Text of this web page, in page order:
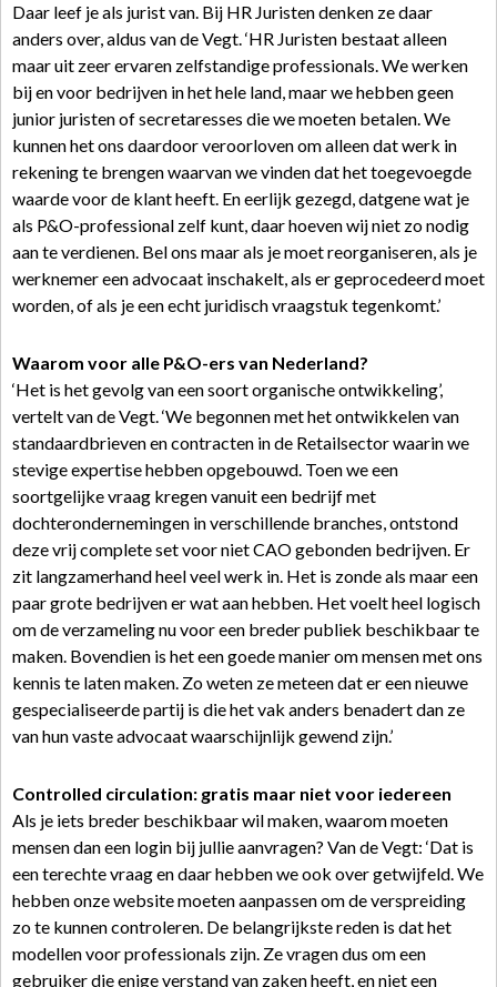
Daar leef je als jurist van. Bij HR Juristen denken ze daar
anders over, aldus van de Vegt. ‘HR Juristen bestaat alleen
maar uit zeer ervaren zelfstandige professionals. We werken
bij en voor bedrijven in het hele land, maar we hebben geen
junior juristen of secretaresses die we moeten betalen. We
kunnen het ons daardoor veroorloven om alleen dat werk in
rekening te brengen waarvan we vinden dat het toegevoegde
waarde voor de klant heeft. En eerlijk gezegd, datgene wat je
als P&O-professional zelf kunt, daar hoeven wij niet zo nodig
aan te verdienen. Bel ons maar als je moet reorganiseren, als je
werknemer een advocaat inschakelt, als er geprocedeerd moet
worden, of als je een echt juridisch vraagstuk tegenkomt.’
Waarom voor alle P&O-ers van Nederland?
‘Het is het gevolg van een soort organische ontwikkeling’,
vertelt van de Vegt. ‘We begonnen met het ontwikkelen van
standaardbrieven en contracten in de Retailsector waarin we
stevige expertise hebben opgebouwd. Toen we een
soortgelijke vraag kregen vanuit een bedrijf met
dochterondernemingen in verschillende branches, ontstond
deze vrij complete set voor niet CAO gebonden bedrijven. Er
zit langzamerhand heel veel werk in. Het is zonde als maar een
paar grote bedrijven er wat aan hebben. Het voelt heel logisch
om de verzameling nu voor een breder publiek beschikbaar te
maken. Bovendien is het een goede manier om mensen met ons
kennis te laten maken. Zo weten ze meteen dat er een nieuwe
gespecialiseerde partij is die het vak anders benadert dan ze
van hun vaste advocaat waarschijnlijk gewend zijn.’
Controlled circulation: gratis maar niet voor iedereen
Als je iets breder beschikbaar wil maken, waarom moeten
mensen dan een login bij jullie aanvragen? Van de Vegt: ‘Dat is
een terechte vraag en daar hebben we ook over getwijfeld. We
hebben onze website moeten aanpassen om de verspreiding
zo te kunnen controleren. De belangrijkste reden is dat het
modellen voor professionals zijn. Ze vragen dus om een
gebruiker die enige verstand van zaken heeft, en niet een